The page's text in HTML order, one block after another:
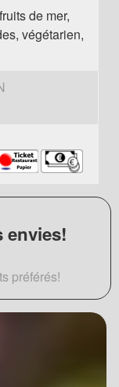
de mer,
végétarien,
envies!
préférés!